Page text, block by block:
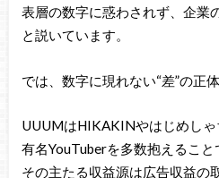
表層の数字に惑わされず、企業
と説いています。
では、数字に現れない“差”の正
UUUMはHIKAKINやはじめしゃ
有名YouTuberを多数抱えること
その主たる収益源は広告収益の